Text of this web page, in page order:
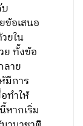
ข้อเสนอ
ยใน
ย ทั้งข้อ
ลาย
มีการ
ทำให้
หากเริ่ม